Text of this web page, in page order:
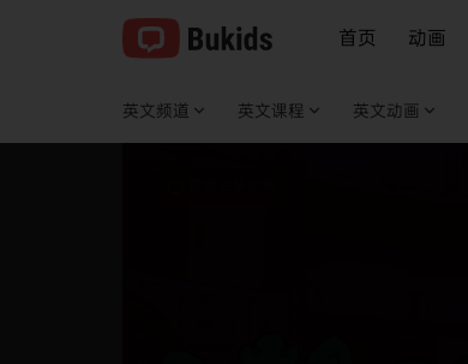
首页 动画
英文频道 英文课程 英文动画